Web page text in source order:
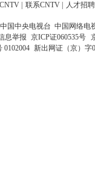
联系CNTV 人才招聘
中国中央电视台 中国网络电
息举报 京ICP证060535号
0102004 新出网证（京）